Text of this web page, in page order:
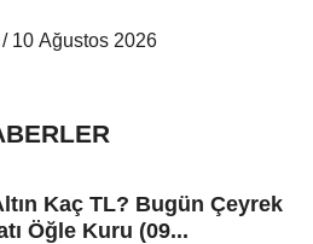
10 Ağustos 2026
Kaç TL? Bugün Çeyrek
Öğle Kuru (09...